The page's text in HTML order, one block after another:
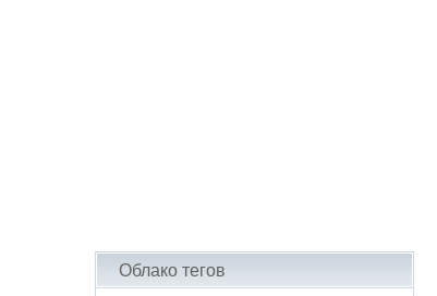
Облако тегов